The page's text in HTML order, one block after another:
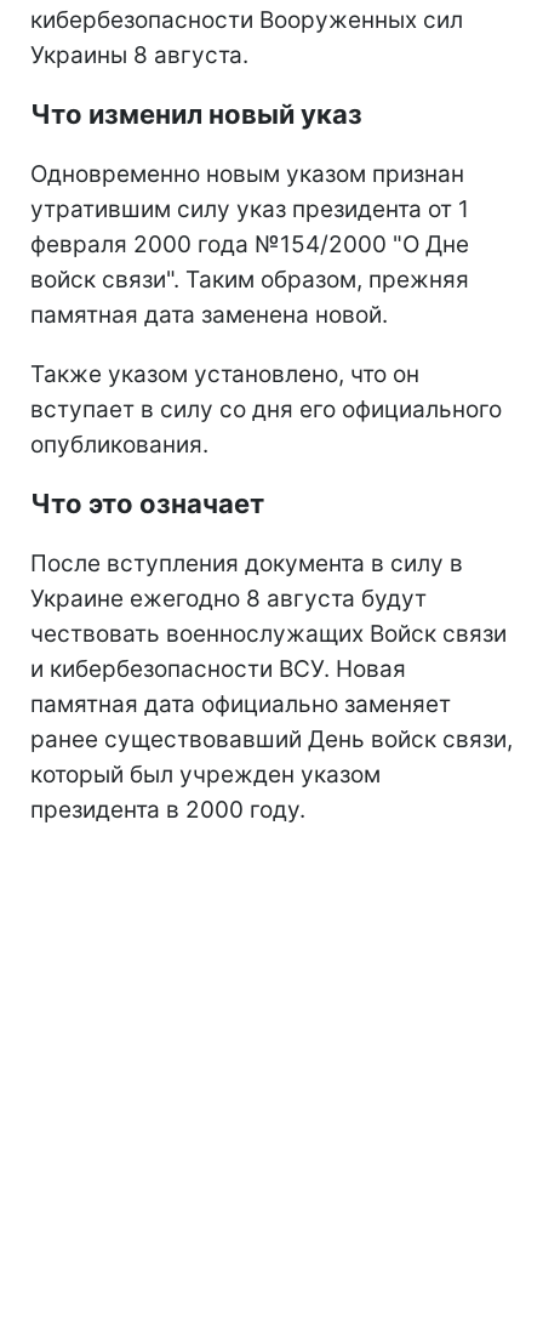
кибербезопасности Вооруженных сил
Украины 8 августа.
Что изменил новый указ
Одновременно новым указом признан
утратившим силу указ президента от 1
февраля 2000 года №154/2000 "О Дне
войск связи". Таким образом, прежняя
памятная дата заменена новой.
Также указом установлено, что он
вступает в силу со дня его официального
опубликования.
Что это означает
После вступления документа в силу в
Украине ежегодно 8 августа будут
чествовать военнослужащих Войск связи
и кибербезопасности ВСУ. Новая
памятная дата официально заменяет
ранее существовавший День войск связи,
который был учрежден указом
президента в 2000 году.